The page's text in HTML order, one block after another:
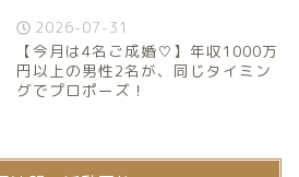
2026-07-31
【今月は4名ご成婚♡】年収1000万
円以上の男性2名が、同じタイミン
グでプロポーズ！